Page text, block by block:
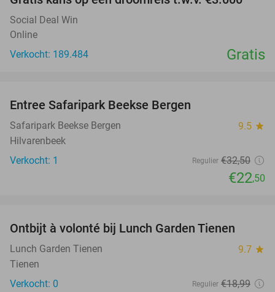
Social Deal Win
Online
Verkocht: 189.484
Gratis
TODAY
Entree Safaripark Beekse Bergen
Safaripark Beekse Bergen 9.5 star
Hilvarenbeek
Verkocht: 1
Regulier €32,50
€22,50
NEW
TODAY
Ontbijt à volonté bij Lunch Garden Tienen
Lunch Garden Tienen 9.7 star
Tienen
Verkocht: 0
Regulier €18,99